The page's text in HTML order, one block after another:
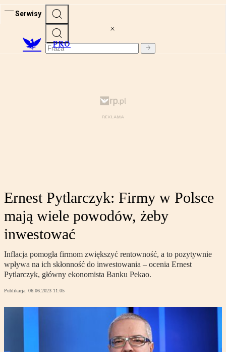
Serwisy
PRO
Ernest Pytlarczyk: Firmy w Polsce
mają wiele powodów, żeby
inwestować
Inflacja pomogła firmom zwiększyć rentowność, a to pozytywnie
wpływa na ich skłonność do inwestowania – ocenia Ernest
Pytlarczyk, główny ekonomista Banku Pekao.
Publikacja: 06.06.2023 11:05